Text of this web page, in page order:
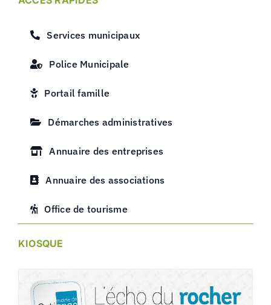
Services municipaux
Police Municipale
Portail famille
Démarches administratives
Annuaire des entreprises
Annuaire des associations
Office de tourisme
KIOSQUE